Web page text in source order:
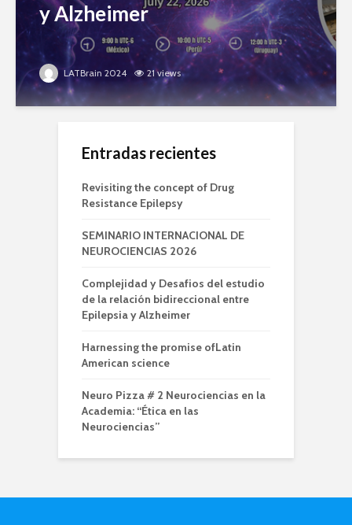
y Alzheimer
LATBrain 2024 21 views
Entradas recientes
Revisiting the concept of Drug
Resistance Epilepsy
SEMINARIO INTERNACIONAL DE
NEUROCIENCIAS 2026
Complejidad y Desafios del estudio
de la relación bidireccional entre
Epilepsia y Alzheimer
Harnessing the promise ofLatin
American science
Neuro Pizza # 2 Neurociencias en la
Academia: “Ética en las
Neurociencias”